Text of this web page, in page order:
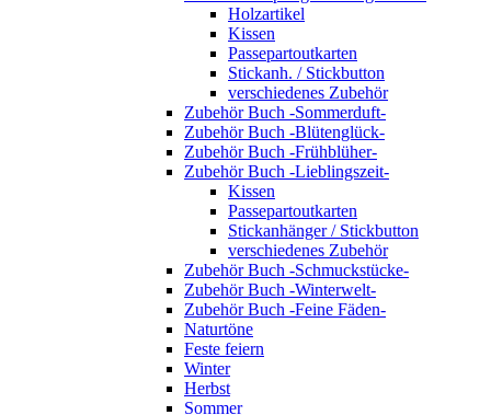
Holzartikel
Kissen
Passepartoutkarten
Stickanh. / Stickbutton
verschiedenes Zubehör
Zubehör Buch -Sommerduft-
Zubehör Buch -Blütenglück-
Zubehör Buch -Frühblüher-
Zubehör Buch -Lieblingszeit-
Kissen
Passepartoutkarten
Stickanhänger / Stickbutton
verschiedenes Zubehör
Zubehör Buch -Schmuckstücke-
Zubehör Buch -Winterwelt-
Zubehör Buch -Feine Fäden-
Naturtöne
Feste feiern
Winter
Herbst
Sommer